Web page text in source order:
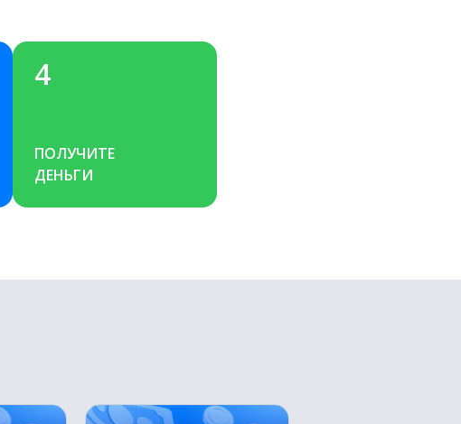
4
ПОЛУЧИТЕ
ДЕНЬГИ